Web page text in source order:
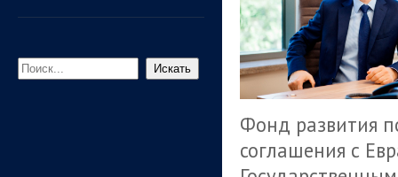
Искать
Фонд развития
соглашения с